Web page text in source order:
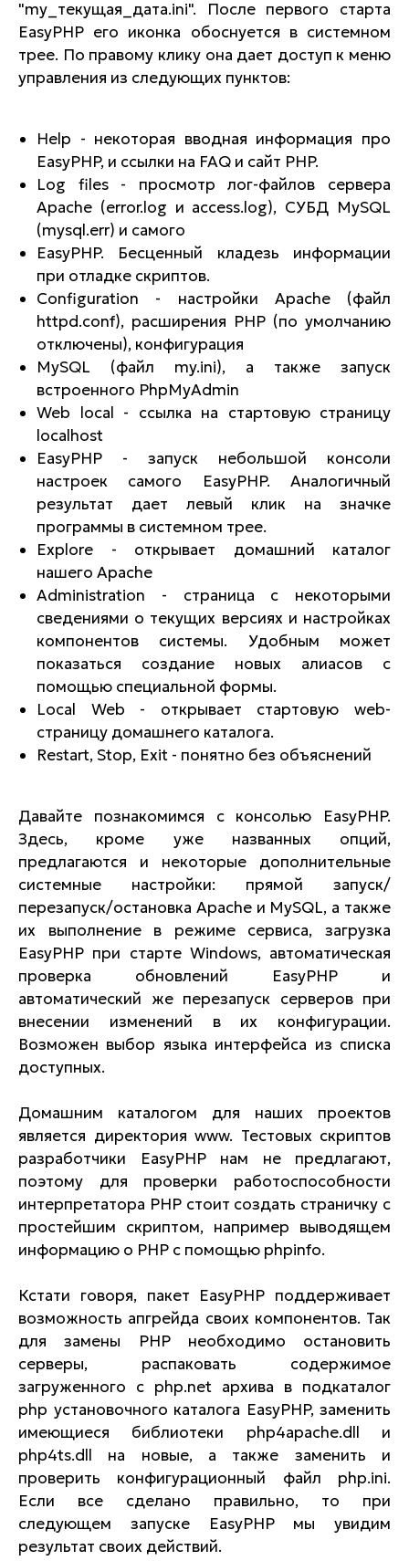
"my_текущая_дата.ini". После первого старта
EasyPHP его иконка обоснуется в системном
трее. По правому клику она дает доступ к меню
управления из следующих пунктов:
Help - некоторая вводная информация про
EasyPHP, и ссылки на FAQ и сайт PHP.
Log files - просмотр лог-файлов сервера
Apache (error.log и access.log), СУБД MySQL
(mysql.err) и самого
EasyPHP. Бесценный кладезь информации
при отладке скриптов.
Configuration - настройки Apache (файл
httpd.conf), расширения PHP (по умолчанию
отключены), конфигурация
MySQL (файл my.ini), а также запуск
встроенного PhpMyAdmin
Web local - ссылка на стартовую страницу
localhost
EasyPHP - запуск небольшой консоли
настроек самого EasyPHP. Аналогичный
результат дает левый клик на значке
программы в системном трее.
Explore - открывает домашний каталог
нашего Apache
Administration - страница с некоторыми
сведениями о текущих версиях и настройках
компонентов системы. Удобным может
показаться создание новых алиасов с
помощью специальной формы.
Local Web - открывает стартовую web-
страницу домашнего каталога.
Restart, Stop, Exit - понятно без объяснений
Давайте познакомимся с консолью EasyPHP.
Здесь, кроме уже названных опций,
предлагаются и некоторые дополнительные
системные настройки: прямой запуск/
перезапуск/остановка Apache и MySQL, а также
их выполнение в режиме сервиса, загрузка
EasyPHP при старте Windows, автоматическая
проверка обновлений EasyPHP и
автоматический же перезапуск серверов при
внесении изменений в их конфигурации.
Возможен выбор языка интерфейса из списка
доступных.
Домашним каталогом для наших проектов
является директория www. Тестовых скриптов
разработчики EasyPHP нам не предлагают,
поэтому для проверки работоспособности
интерпретатора PHP стоит создать страничку с
простейшим скриптом, например выводящем
информацию о PHP с помощью phpinfo.
Кстати говоря, пакет EasyPHP поддерживает
возможность апгрейда своих компонентов. Так
для замены PHP необходимо остановить
серверы, распаковать содержимое
загруженного с php.net архива в подкаталог
php установочного каталога EasyPHP, заменить
имеющиеся библиотеки php4apache.dll и
php4ts.dll на новые, а также заменить и
проверить конфигурационный файл php.ini.
Если все сделано правильно, то при
следующем запуске EasyPHP мы увидим
результат своих действий.